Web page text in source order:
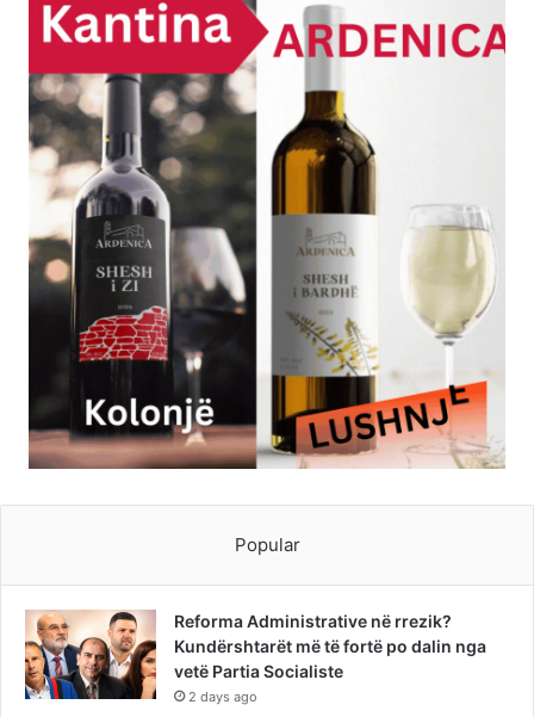
Popular
Reforma Administrative në rrezik?
Kundërshtarët më të fortë po dalin nga
vetë Partia Socialiste
2 days ago